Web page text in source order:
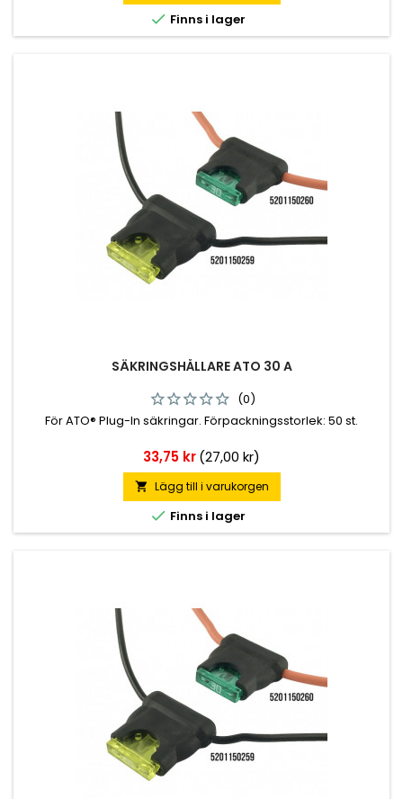
 Finns i lager
SÄKRINGSHÅLLARE ATO 30 A
(0)
För ATO® Plug-In säkringar. Förpackningsstorlek: 50 st.
Pris
33,75 kr(27,00 kr)
 Lägg till i varukorgen
 Finns i lager